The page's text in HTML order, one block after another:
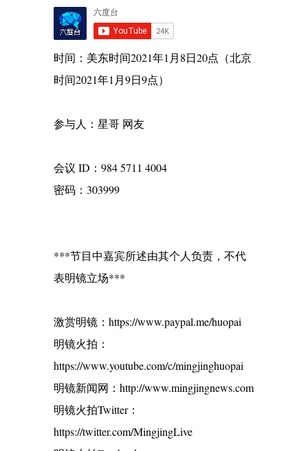
时间：美东时间2021年1月8日20点（北京
时间2021年1月9日9点）
参与人：星哥 网友
会议 ID：984 5711 4004
密码：303999
***节目中嘉宾所述由其个人负责，不代
表明镜立场***
激赏明镜：https://www.paypal.me/huopai
明镜火拍：
https://www.youtube.com/c/mingjinghuopai
明镜新闻网：http://www.mingjingnews.com
明镜火拍Twitter：
https://twitter.com/MingjingLive